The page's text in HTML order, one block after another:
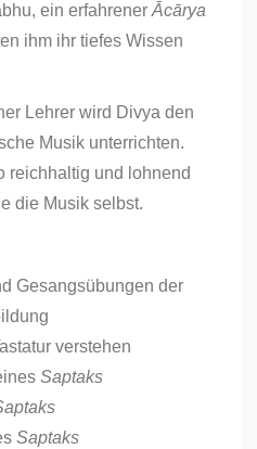
ein erfahrener Ācārya
ihm ihr tiefes Wissen
Lehrer wird Divya den
Musik unterrichten.
reichhaltig und lohnend
die Musik selbst.
Gesangsübungen der
verstehen
Saptaks
Saptaks